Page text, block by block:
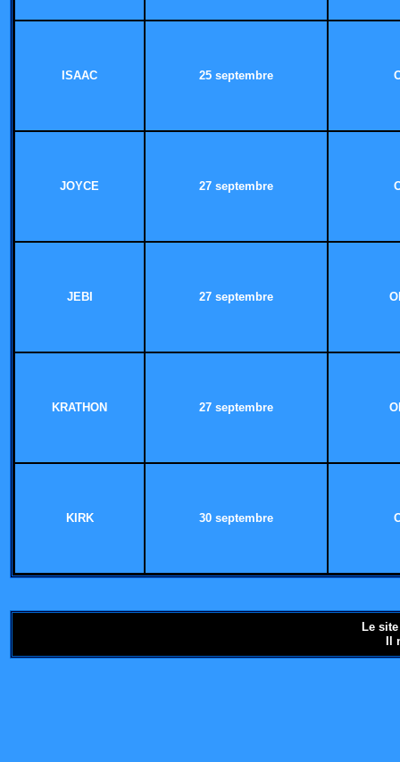
ISAAC 25 septembre
JOYCE 27 septembre
JEBI 27 septembre
KRATHON 27 septembre
KIRK 30 septembre
Le